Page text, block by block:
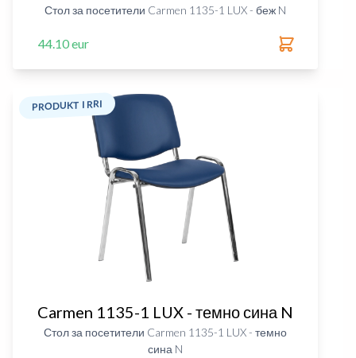
Стол за посетители Carmen 1135-1 LUX - беж N
44.10 eur
PRODUKT I RRI
Carmen 1135-1 LUX - темно сина N
Стол за посетители Carmen 1135-1 LUX - темно
сина N